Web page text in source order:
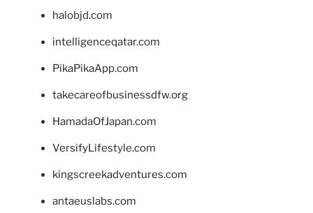
halobjd.com
intelligenceqatar.com
PikaPikaApp.com
takecareofbusinessdfw.org
HamadaOfJapan.com
VersifyLifestyle.com
kingscreekadventures.com
antaeuslabs.com